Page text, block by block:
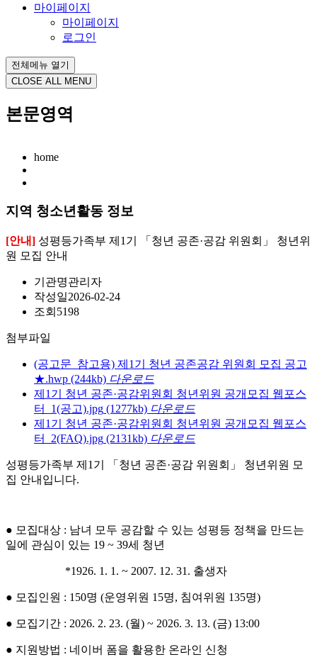
마이페이지
마이페이지
로그인
전체메뉴 열기
CLOSE ALL MENU
본문영역
home
지역 청소년활동 정보
[안내] 성평등가족부 제1기 「청년 공존·공감 위원회」 청년위
원 모집 안내
기관명관리자
작성일2026-02-24
조회 5198
첨부파일
(공고문_참고용) 제1기 청년 공존공감 위원회 모집 공고
★.hwp (244kb) 다운로드
제1기 청년 공존·공감위원회 청년위원 공개모집 웹포스
터_1(공고).jpg (1277kb) 다운로드
제1기 청년 공존·공감위원회 청년위원 공개모집 웹포스
터_2(FAQ).jpg (2131kb) 다운로드
성평등가족부 제1기 「청년 공존·공감 위원회」 청년위원 모
집 안내입니다.
● 모집대상 : 남녀 모두 공감할 수 있는 성평등 정책을 만드는
일에 관심이 있는 19 ~ 39세 청년
*1926. 1. 1. ~ 2007. 12. 31. 출생자
● 모집인원 : 150명 (운영위원 15명, 침여위원 135명)
● 모집기간 : 2026. 2. 23. (월) ~ 2026. 3. 13. (금) 13:00
● 지원방법 : 네이버 폼을 활용한 온라인 신청